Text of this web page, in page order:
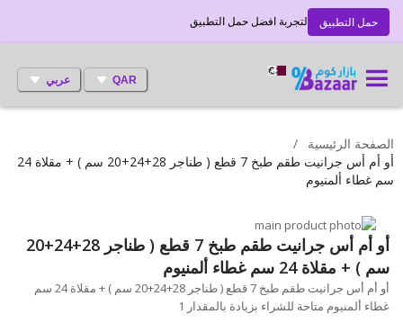
حمل التطبيق لتجربة افضل حمل التطبيق
QAR عربي
الصفحة الرئيسية
أو أم أس جرانيت طقم طبخ 7 قطع ( طناجر 28+24+20 سم ) + مقلاة 24
سم غطاء ألمنيوم
انتقل
إلى
النهاية
معرض
الصور
تخطي
إلى
بداية
معرض
الصور
أو أم أس جرانيت طقم طبخ 7 قطع ( طناجر 28+24+20
سم ) + مقلاة 24 سم غطاء ألمنيوم
أو أم أس جرانيت طقم طبخ 7 قطع ( طناجر 28+24+20 سم ) + مقلاة 24 سم
غطاء ألمنيوم متاحة للشراء بزيادة بالمقدار 1